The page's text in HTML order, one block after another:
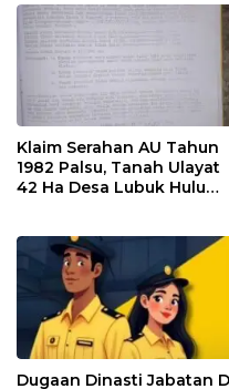
Klaim Serahan AU Tahun
1982 Palsu, Tanah Ulayat
42 Ha Desa Lubuk Hulu
Dugaan Dinasti Jabatan